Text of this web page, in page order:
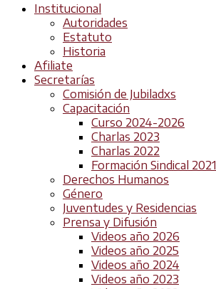
Institucional
Autoridades
Estatuto
Historia
Afiliate
Secretarías
Comisión de Jubiladxs
Capacitación
Curso 2024-2026
Charlas 2023
Charlas 2022
Formación Sindical 2021
Derechos Humanos
Género
Juventudes y Residencias
Prensa y Difusión
Videos año 2026
Videos año 2025
Videos año 2024
Videos año 2023